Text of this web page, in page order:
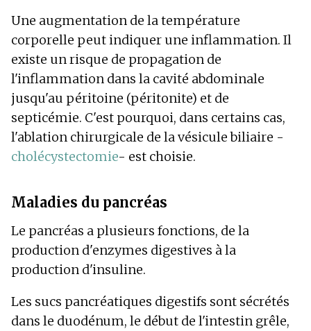
Une augmentation de la température
corporelle peut indiquer une inflammation. Il
existe un risque de propagation de
l'inflammation dans la cavité abdominale
jusqu'au péritoine (péritonite) et de
septicémie. C'est pourquoi, dans certains cas,
l'ablation chirurgicale de la vésicule biliaire -
cholécystectomie- est choisie.
Maladies du pancréas
Le pancréas a plusieurs fonctions, de la
production d'enzymes digestives à la
production d'insuline.
Les sucs pancréatiques digestifs sont sécrétés
dans le duodénum, le début de l'intestin grêle,